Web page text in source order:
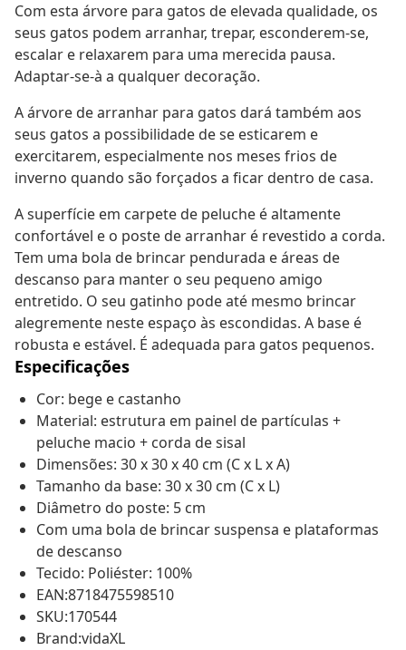
Com esta árvore para gatos de elevada qualidade, os
seus gatos podem arranhar, trepar, esconderem-se,
escalar e relaxarem para uma merecida pausa.
Adaptar-se-à a qualquer decoração.
A árvore de arranhar para gatos dará também aos
seus gatos a possibilidade de se esticarem e
exercitarem, especialmente nos meses frios de
inverno quando são forçados a ficar dentro de casa.
A superfície em carpete de peluche é altamente
confortável e o poste de arranhar é revestido a corda.
Tem uma bola de brincar pendurada e áreas de
descanso para manter o seu pequeno amigo
entretido. O seu gatinho pode até mesmo brincar
alegremente neste espaço às escondidas. A base é
robusta e estável. É adequada para gatos pequenos.
Especificações
Cor: bege e castanho
Material: estrutura em painel de partículas +
peluche macio + corda de sisal
Dimensões: 30 x 30 x 40 cm (C x L x A)
Tamanho da base: 30 x 30 cm (C x L)
Diâmetro do poste: 5 cm
Com uma bola de brincar suspensa e plataformas
de descanso
Tecido: Poliéster: 100%
EAN:8718475598510
SKU:170544
Brand:vidaXL